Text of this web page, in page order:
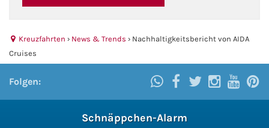
Kreuzfahrten › News & Trends › Nachhaltigkeitsbericht von AIDA
Cruises
Folgen:
Schnäppchen-Alarm